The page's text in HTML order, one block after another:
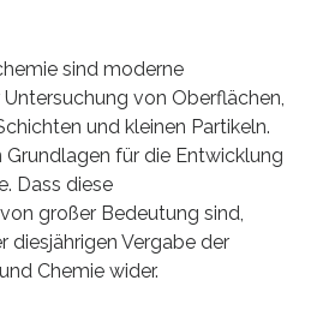
sind moderne
von Oberflächen,
und kleinen Partikeln.
Grundlagen für die Entwicklung
Dass diese
großer Bedeutung sind,
diesjährigen Vergabe der
Chemie wider.